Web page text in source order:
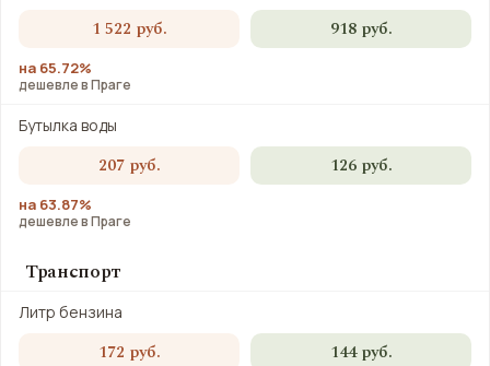
1 522 руб. 918 руб.
на 65.72%
дешевле в Праге
Бутылка воды
207 руб. 126 руб.
на 63.87%
дешевле в Праге
Транспорт
Литр бензина
172 руб. 144 руб.